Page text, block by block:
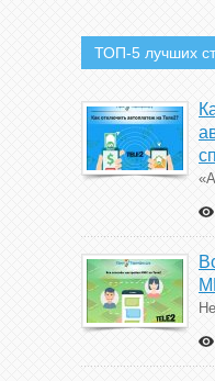
ТОП-5 лучших